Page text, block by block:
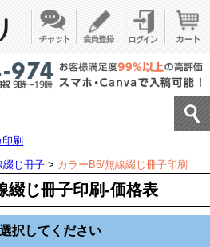
印刷
綴じ冊子 > カラーB6/無線綴じ冊子印刷
綴じ冊子印刷-価格表
択してください